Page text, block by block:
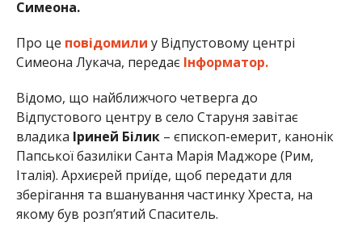
Симеона.
Про це повідомили у Відпустовому центрі
Симеона Лукача, передає Інформатор.
Відомо, що найближчого четверга до
Відпустового центру в село Старуня завітає
владика Іриней Білик– єпископ-емерит, канонік
Папської базиліки Санта Марія Маджоре (Рим,
Італія). Архиєрей приїде, щоб передати для
зберігання та вшанування частинку Хреста, на
якому був розп’ятий Спаситель.